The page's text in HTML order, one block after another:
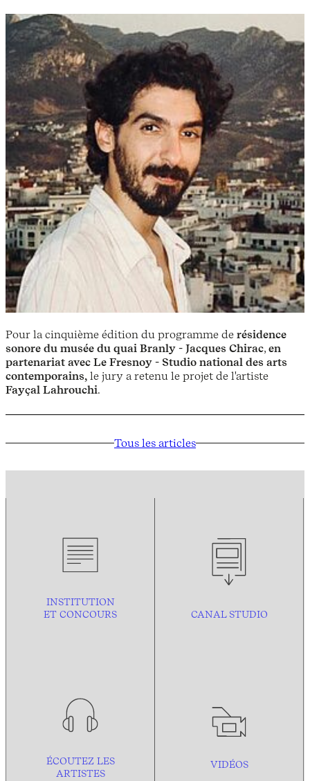
Pour la cinquième édition du programme de résidence
sonore du musée du quai Branly - Jacques Chirac, en
partenariat avec Le Fresnoy - Studio national des arts
contemporains, le jury a retenu le projet de l'artiste
Fayçal Lahrouchi.
Tous les articles
INSTITUTION
ET CONCOURS
CANAL STUDIO
ÉCOUTEZ LES
ARTISTES
VIDÉOS